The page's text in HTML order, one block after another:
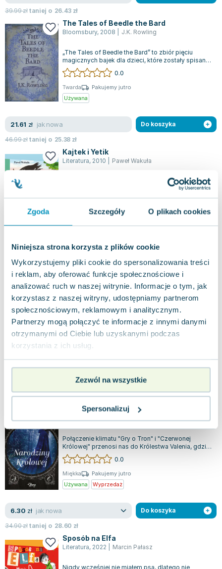
Zgoda Szczegóły O plikach cookies
Niniejsza strona korzysta z plików cookie
Wykorzystujemy pliki cookie do spersonalizowania treści
i reklam, aby oferować funkcje społecznościowe i
analizować ruch w naszej witrynie. Informacje o tym, jak
korzystasz z naszej witryny, udostępniamy partnerom
społecznościowym, reklamowym i analitycznym.
Partnerzy mogą połączyć te informacje z innymi danymi
otrzymanymi od Ciebie lub uzyskanymi podczas
korzystania z ich usług.
Zezwól na wszystkie
Spersonalizuj
39.99złtaniej o 26.43 zł
The Tales of Beedle the Bard
Bloomsbury, 2008 J.K. Rowling
„The Tales of Beedle the Bard” to zbiór pięciu
magicznych bajek dla dzieci, które zostały spisane
przez J.K. Rowling, autorkę znan...
0.0
Twarda
Pakujemy jutro
Używana
21.61 zł jak nowa
46.99złtaniej o 25.38 zł
Do koszyka
Kajtek i Yetik
Literatura, 2010 Paweł Wakuła
Kajtek nigdy nie przepadał za prawdziwymi
przygodami, preferując je raczej w wersji literackiej,
z fascynacją zanurzając się w świ...
Pakujemy jutro
Używana
Wyprzedaż
zł
22.90zł taniej o17.38 zł
Nocturna. Tom 1
Wydawnictwo Jaguar,2020| Maya Motayne ,Joanna Krystyna Radosz
W świecie, gdzie każdy jest obdarzony
nadnaturalnymi zdolnościami, nie wszyscy powinni
z nich korzystać. Alfie, młody następca tro...
0.0
Miękka
38.04złtaniej o24.39zł
Do koszyka
Narodziny Królowej
Young,2018| Rebecca Ross,Ryszard Oślizło
Połączenie klimatu "Gry o Tron" i "Czerwonej
Królowej" przenosi nas do Królestwa Valenia, gdzie
młode kobiety rozwijają swoje unik...
0.0
Miękka
Pakujemy jutro
Używana
Wyprzedaż
6.30 zł jak nowa
34.90złtaniej o 28.60 zł
Do koszyka
Sposób na Elfa
Literatura, 2022 Marcin Pałasz
Nigdy wcześniej nie miałem psa, dlatego nie